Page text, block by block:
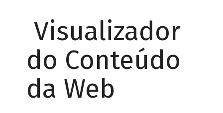
Visualizador
do Conteúdo
da Web